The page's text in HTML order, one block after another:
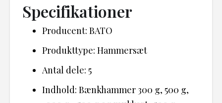
Specifikationer
Producent: BATO
Produkttype: Hammersæt
Antal dele: 5
Indhold: Bænkhammer 300 g, 500 g,